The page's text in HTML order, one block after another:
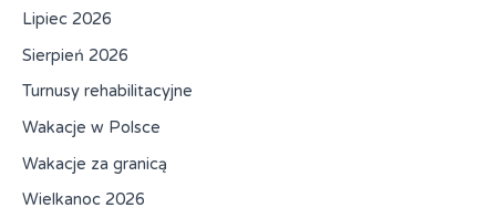
Lipiec 2026
Sierpień 2026
Turnusy rehabilitacyjne
Wakacje w Polsce
Wakacje za granicą
Wielkanoc 2026